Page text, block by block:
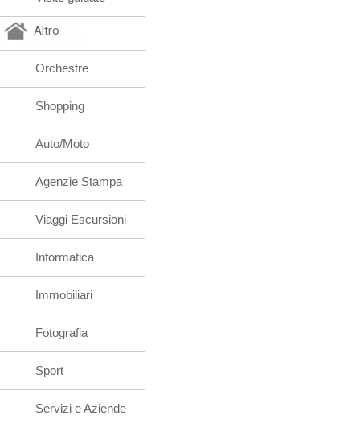
Altro
Orchestre
Shopping
Auto/Moto
Agenzie Stampa
Viaggi Escursioni
Informatica
Immobiliari
Fotografia
Sport
Servizi e Aziende